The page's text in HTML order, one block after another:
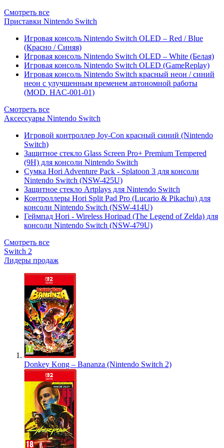
Смотреть все
Приставки Nintendo Switch
Игровая консоль Nintendo Switch OLED – Red / Blue
(Красно / Синяя)
Игровая консоль Nintendo Switch OLED – White (Белая)
Игровая консоль Nintendo Switch OLED (GameReplay)
Игровая консоль Nintendo Switch красный неон / синий
неон с улучшенным временем автономной работы
(MOD. HAC-001-01)
Смотреть все
Аксессуары Nintendo Switch
Игровой контроллер Joy-Con красный синий (Nintendo
Switch)
Защитное стекло Glass Screen Pro+ Premium Tempered
(9H) для консоли Nintendo Switch
Сумка Hori Adventure Pack - Splatoon 3 для консоли
Nintendo Switch (NSW-425U)
Защитное стекло Artplays для Nintendo Switch
Контроллеры Hori Split Pad Pro (Lucario & Pikachu) для
консоли Nintendo Switch (NSW-414U)
Геймпад Hori - Wireless Horipad (The Legend of Zelda) для
консоли Nintendo Switch (NSW-479U)
Смотреть все
Switch 2
Лидеры продаж
Donkey Kong – Bananza (Nintendo Switch 2)